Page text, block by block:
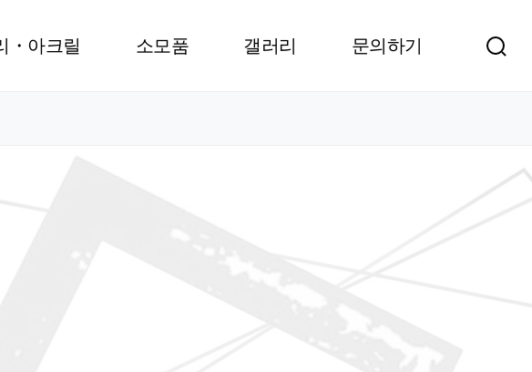
・아크릴 소모품 갤러리 문의하기